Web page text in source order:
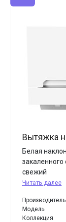
Вытяжка
Белая
закаленного
свежий
Читать далее
Производитель
Модель
Коллекция